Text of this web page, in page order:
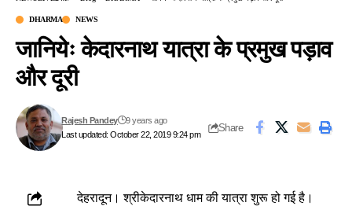
DHARMA NEWS
जानियेः केदारनाथ यात्रा के प्रमुख पड़ाव
और दूरी
Last updated: October 22, 2019 9:24 pm
Rajesh Pandey 9 years ago
Share
देहरादून। श्रीकेदारनाथ धाम की यात्रा शुरू हो गई है।